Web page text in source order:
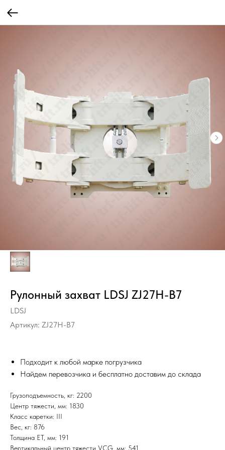
Рулонный захват LDSJ ZJ27H-B7
LDSJ
Артикул: ZJ27H-B7
Подходит к любой марке погрузчика
Найдем перевозчика и бесплатно доставим до склада
Грузоподъемность, кг: 2200
Центр тяжести, мм: 1830
Класс каретки: III
Вес, кг: 876
Толщина ET, мм: 191
Вертикальный центр тяжести VCG, мм: 541